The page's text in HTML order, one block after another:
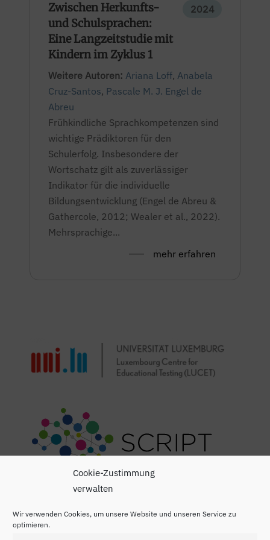
Cookie-Zustimmung
verwalten
Wir verwenden Cookies, um unsere Website und unseren Service zu
optimieren.
Zwischen Herkunfts-
und Schulsprachen:
Eine Langzeitstudie mit
Kindern im Zyklus 1
2024
Weitere Autoren: Ariana Loff, Anabela
Cruz-Santos, Pascale M. J. Engel de
Abreu
Frühkindliche Sprachkompetenzen sind
wichtige Prädiktoren für den
Schulerfolg. Insbesondere der
Wortschatz gilt als zuverlässiger
Indikator für die individuelle
Bildungsentwicklung (Engel de Abreu &
Gathercole, 2012; Wealer et al., 2022).
Mehrsprachige...
mehr erfahren